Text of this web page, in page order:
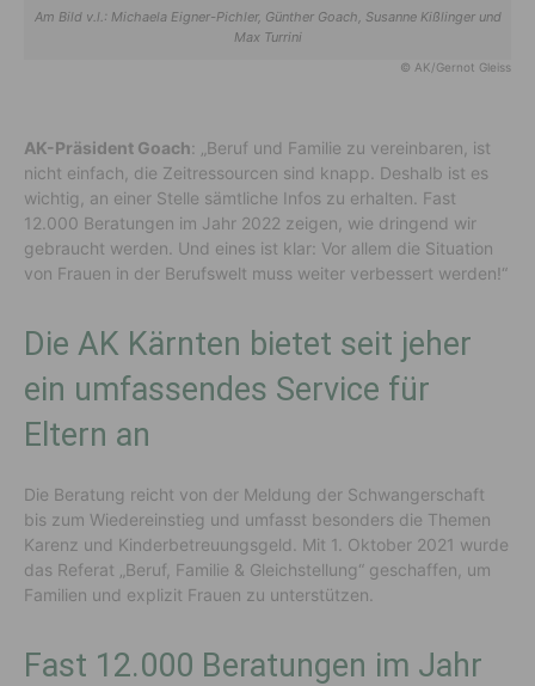
Am Bild v.l.: Michaela Eigner-Pichler, Günther Goach, Susanne Kißlinger und
Max Turrini
© AK/Gernot Gleiss
AK-Präsident Goach: „Beruf und Familie zu vereinbaren, ist
nicht einfach, die Zeitressourcen sind knapp. Deshalb ist es
wichtig, an einer Stelle sämtliche Infos zu erhalten. Fast
12.000 Beratungen im Jahr 2022 zeigen, wie dringend wir
gebraucht werden. Und eines ist klar: Vor allem die Situation
von Frauen in der Berufswelt muss weiter verbessert werden!“
Die AK Kärnten bietet seit jeher
ein umfassendes Service für
Eltern an
Die Beratung reicht von der Meldung der Schwangerschaft
bis zum Wiedereinstieg und umfasst besonders die Themen
Karenz und Kinderbetreuungsgeld. Mit 1. Oktober 2021 wurde
das Referat „Beruf, Familie & Gleichstellung“ geschaffen, um
Familien und explizit Frauen zu unterstützen.
Fast 12.000 Beratungen im Jahr